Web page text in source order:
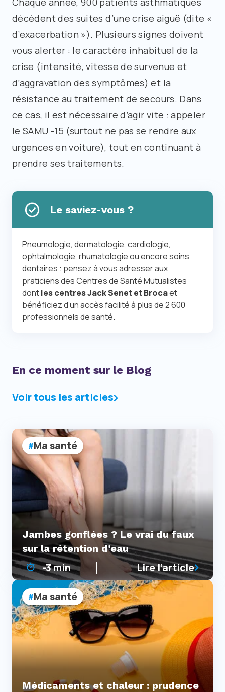
décèdent des suites d’une crise aiguë (dite «
d’exacerbation »). Plusieurs signes doivent
vous alerter : le caractère inhabituel de la
crise (intensité, vitesse de survenue et
d’aggravation des symptômes) et la
résistance au traitement de secours. Dans
ce cas, il est nécessaire d’agir vite : appeler
le SAMU -15 (surtout ne pas se rendre aux
urgences en voiture), tout en continuant à
prendre ses traitements.
Le saviez-vous ?
Pneumologie, dermatologie, cardiologie,
ophtalmologie, rhumatologie ou encore soins
dentaires : pensez à vous adresser aux
praticiens des Centres de Santé Mutualistes
dontles centres Jack Senet et Brocaet
bénéficiez d’un accès facilité à plus de 2 600
professionnels de santé.
En ce moment sur le Blog
Voir tous les articles
Jambes gonflées ? Le vrai du faux
sur la rétention d’eau
Ma santé
-3 min Lire l’article
Médicaments et chaleur : prudence
Ma santé